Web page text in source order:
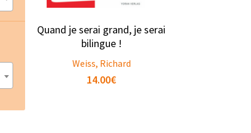
Quand je serai grand, je serai
bilingue !
Weiss, Richard
14.00€